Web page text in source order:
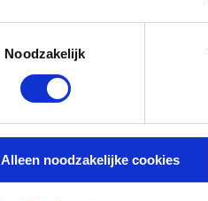
Noodzakelijk
Alleen noodzakelijke cookies
De